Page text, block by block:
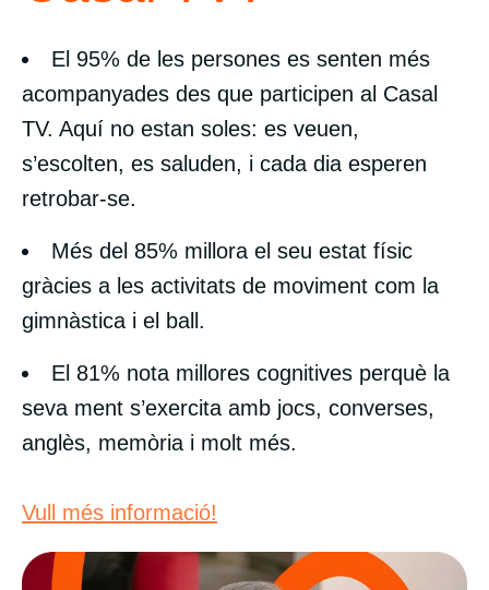
El 95% de les persones es senten més
acompanyades des que participen al Casal
TV. Aquí no estan soles: es veuen,
s’escolten, es saluden, i cada dia esperen
retrobar-se.
Més del 85% millora el seu estat físic
gràcies a les activitats de moviment com la
gimnàstica i el ball.
El 81% nota millores cognitives perquè la
seva ment s’exercita amb jocs, converses,
anglès, memòria i molt més.
Vull més informació!